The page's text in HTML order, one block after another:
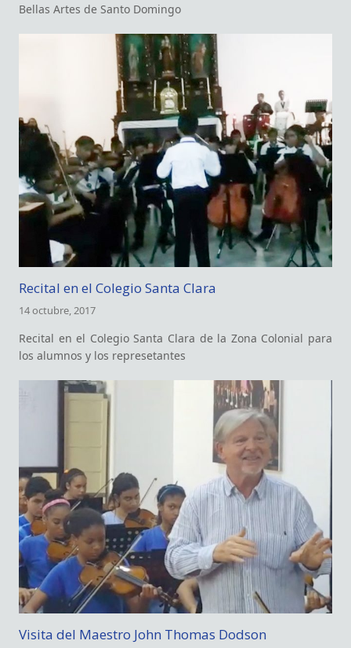
Bellas Artes de Santo Domingo
Recital en el Colegio Santa Clara
14 octubre, 2017
Recital en el Colegio Santa Clara de la Zona Colonial para
los alumnos y los represetantes
Visita del Maestro John Thomas Dodson